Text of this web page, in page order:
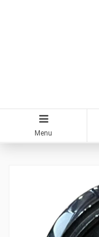
Menu